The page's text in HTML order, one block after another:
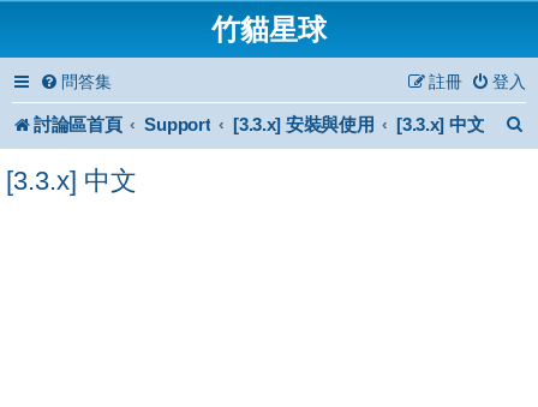
竹貓星球
問答集 登入
註冊
討論區首頁 Support [3.3.x] 安裝與使用 [3.3.x] 中文
[3.3.x] 中文